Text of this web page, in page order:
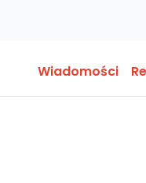
Wiadomości